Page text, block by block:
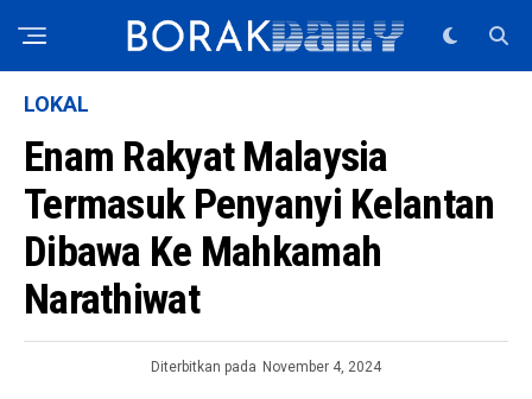
LOKAL
Enam Rakyat Malaysia
Termasuk Penyanyi Kelantan
Dibawa Ke Mahkamah
Narathiwat
Diterbitkan pada November 4, 2024